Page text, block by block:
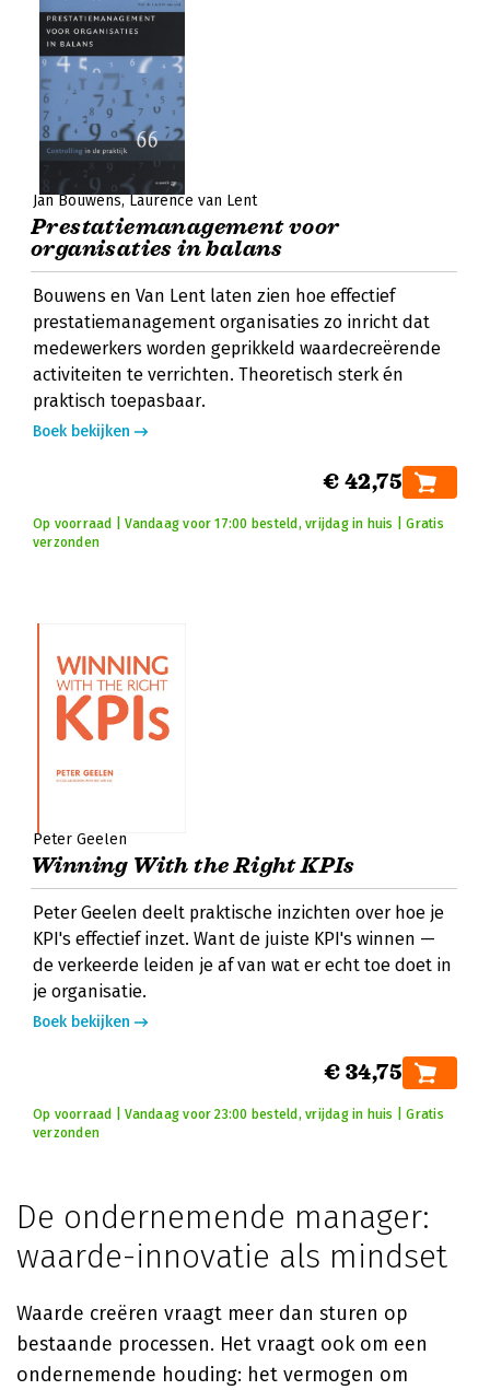
Jan Bouwens Laurence van Lent
Prestatiemanagement voor
organisaties in balans
Bouwens en Van Lent laten zien hoe effectief
prestatiemanagement organisaties zo inricht dat
medewerkers worden geprikkeld waardecreërende
activiteiten te verrichten. Theoretisch sterk én
praktisch toepasbaar.
Boek bekijken
€ 42,75
Op voorraad | Vandaag voor 17:00 besteld, vrijdag in huis | Gratis
verzonden
Peter Geelen
Winning With the Right KPIs
Peter Geelen deelt praktische inzichten over hoe je
KPI's effectief inzet. Want de juiste KPI's winnen —
de verkeerde leiden je af van wat er echt toe doet in
je organisatie.
Boek bekijken
€ 34,75
Op voorraad | Vandaag voor 23:00 besteld, vrijdag in huis | Gratis
verzonden
De ondernemende manager:
waarde-innovatie als mindset
Waarde creëren vraagt meer dan sturen op
bestaande processen. Het vraagt ook om een
ondernemende houding: het vermogen om